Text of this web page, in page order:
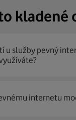
kladené
u služby pevný
můžeme nabídnout
internetu